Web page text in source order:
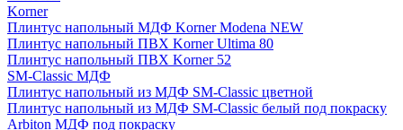
Korner
Плинтус напольный МДФ Korner Modena NEW
Плинтус напольный ПВХ Korner Ultima 80
Плинтус напольный ПВХ Korner 52
SM-Classic МДФ
Плинтус напольный из МДФ SM-Classic цветной
Плинтус напольный из МДФ SM-Classic белый под покраску
Arbiton МДФ под покраску